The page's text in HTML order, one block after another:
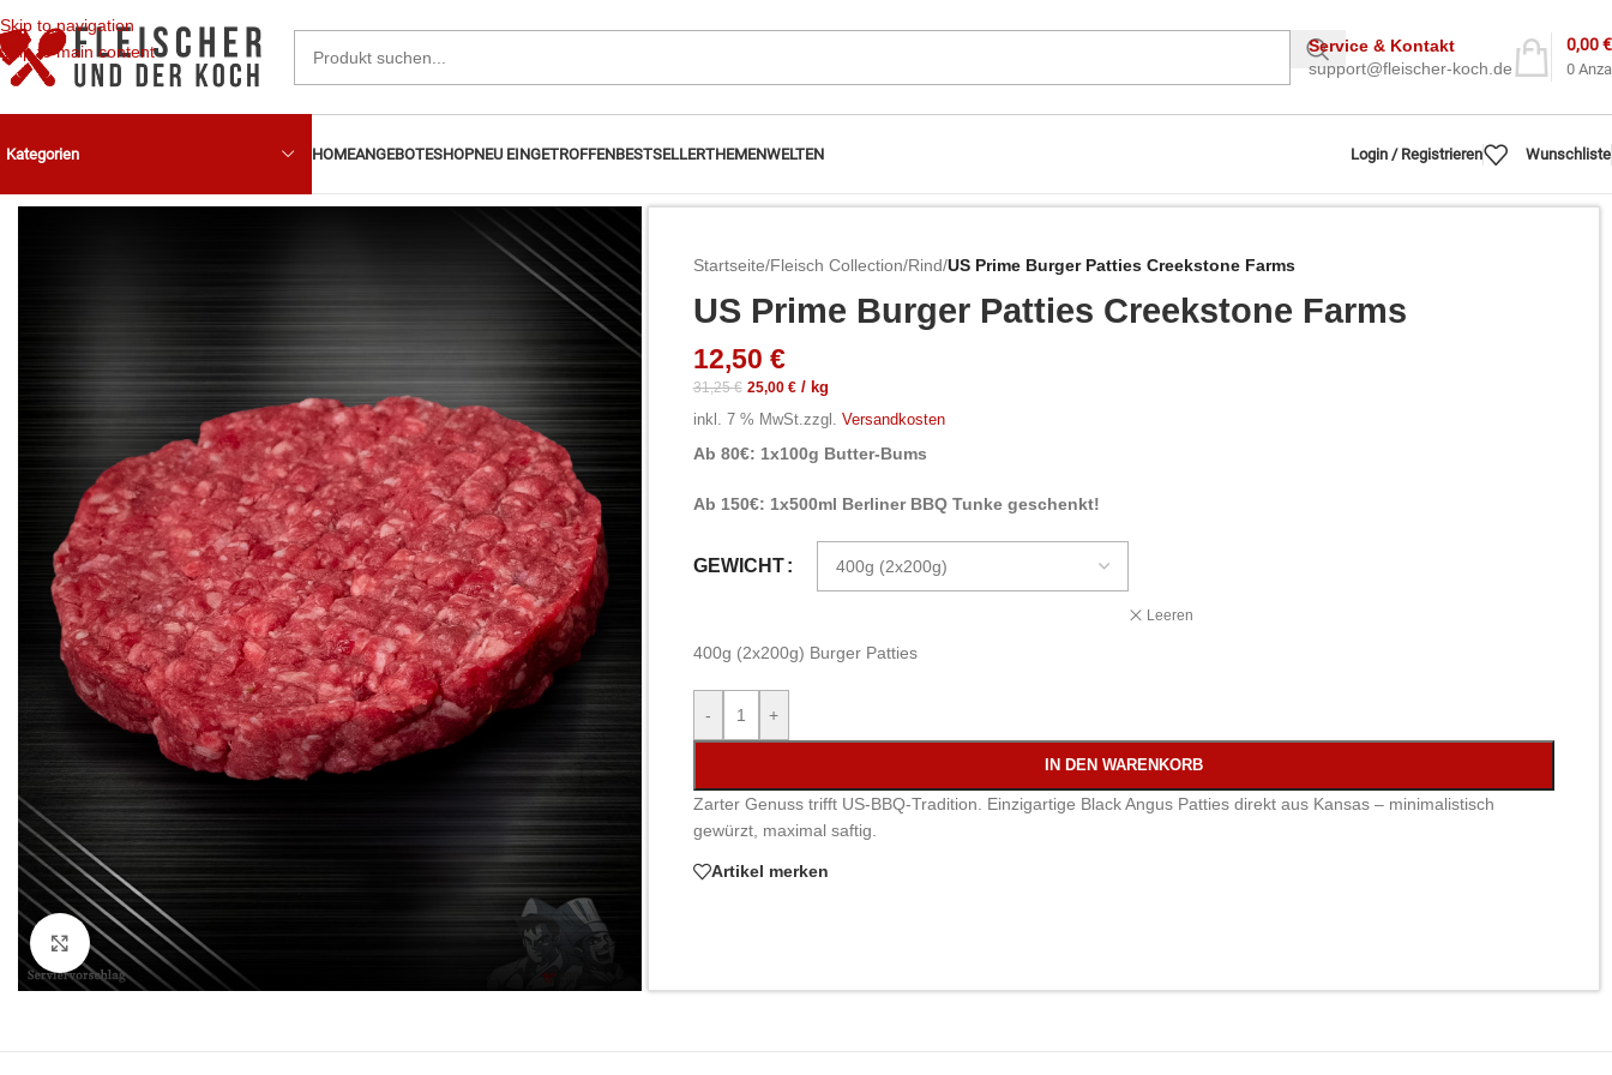
Skip to navigation
Skip to main content
Service & Kontakt
support@fleischer-koch.de
0
0,00€
Kategorien HOMEANGEBOTESHOPNEU EINGETROFFENBESTSELLERTHEMENWELTEN Login / Registrieren Wunschliste
Click to enlarge
Startseite/Fleisch Collection/Rind/US Prime Burger Patties Creekstone Farms
US Prime Burger Patties Creekstone Farms
12,50 €
31,25€ 25,00 €/ kg
inkl. 7 % MwSt.zzgl. Versandkosten
Ab 80€: 1x100g Butter-Bums
Ab 150€: 1x500ml Berliner BBQ Tunke geschenkt!
GEWICHT
Leeren
400g (2x200g) Burger Patties
- +
IN DEN WARENKORB
Zarter Genuss trifft US-BBQ-Tradition. Einzigartige Black Angus Patties direkt aus Kansas – minimalistisch
gewürzt, maximal saftig.
Artikel merken